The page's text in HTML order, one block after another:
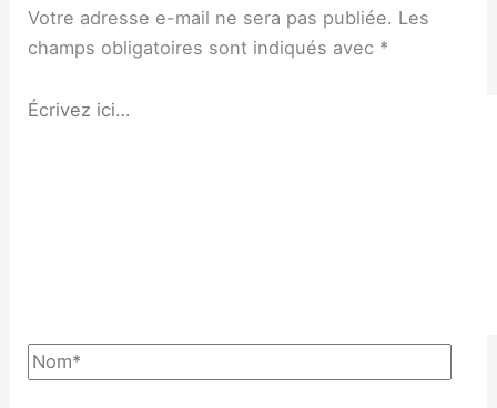
Votre adresse e-mail ne sera pas publiée. Les
champs obligatoires sont indiqués avec *